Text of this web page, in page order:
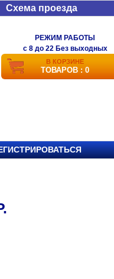
Схема проезда
РЕЖИМ РАБОТЫ
c 8 до 22 Без выходных
В КОРЗИНЕ
ТОВАРОВ : 0